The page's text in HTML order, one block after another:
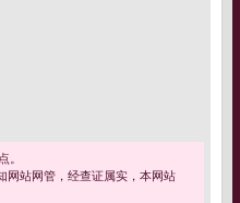
。
网站网管，经查证属实，本网站